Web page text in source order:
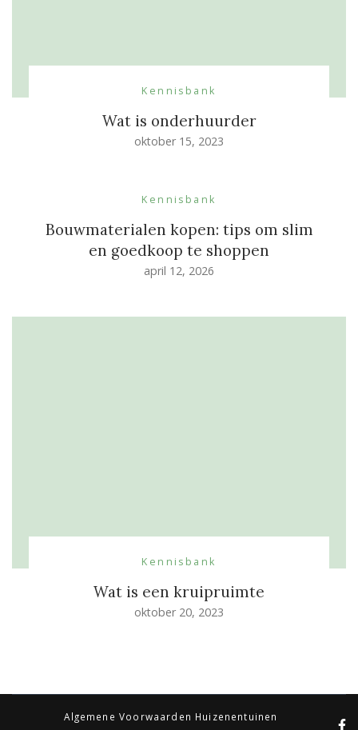
Kennisbank
Wat is onderhuurder
oktober 15, 2023
Kennisbank
Bouwmaterialen kopen: tips om slim
en goedkoop te shoppen
april 12, 2026
Kennisbank
Wat is een kruipruimte
oktober 20, 2023
Algemene Voorwaarden Huizenentuinen